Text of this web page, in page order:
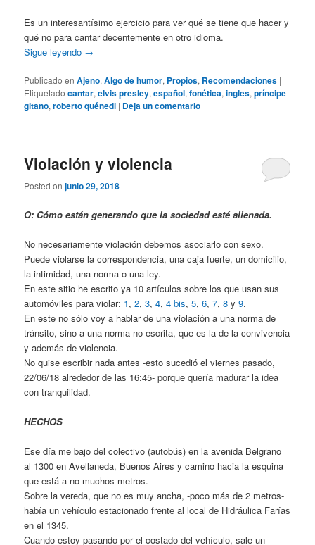
Es un interesantísimo ejercicio para ver qué se tiene que hacer y
qué no para cantar decentemente en otro idioma.
Sigue leyendo →
Publicado en Ajeno,Algo de humor, Propios, Recomendaciones |
Etiquetado cantar,elvis presley,español,fonética,ingles,príncipe
gitano,roberto quénedi | Deja un comentario
Violación y violencia
Posted onjunio 29, 2018
O: Cómo están generando que la sociedad esté alienada.
No necesariamente violación debemos asociarlo con sexo.
Puede violarse la correspondencia, una caja fuerte, un domicilio,
la intimidad, una norma o una ley.
En este sitio he escrito ya 10 artículos sobre los que usan sus
automóviles para violar: 1,2,3,4,4 bis,5,6,7,8 y9.
En este no sólo voy a hablar de una violación a una norma de
tránsito, sino a una norma no escrita, que es la de la convivencia
y además de violencia.
No quise escribir nada antes -esto sucedió el viernes pasado,
22/06/18 alrededor de las 16:45- porque quería madurar la idea
con tranquilidad.
HECHOS
Ese día me bajo del colectivo (autobús) en la avenida Belgrano
al 1300 en Avellaneda, Buenos Aires y camino hacia la esquina
que está a no muchos metros.
Sobre la vereda, que no es muy ancha, -poco más de 2 metros-
había un vehículo estacionado frente al local de Hidráulica Farías
en el 1345.
Cuando estoy pasando por el costado del vehículo, sale un